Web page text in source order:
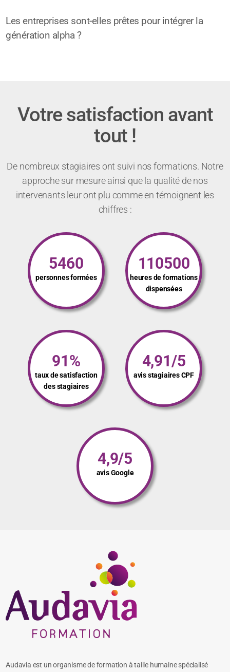
Les entreprises sont-elles prêtes pour intégrer la
génération alpha ?
Votre satisfaction avant
tout !
De nombreux stagiaires ont suivi nos formations. Notre
approche sur mesure ainsi que la qualité de nos
intervenants leur ont plu comme en témoignent les
chiffres :
5460
personnes formées
110500
heures de formations
dispensées
91%
taux de satisfaction
des stagiaires
4,91/5
avis stagiaires CPF
4,9/5
avis Google
Audavia est un organisme de formation à taille humaine spécialisé